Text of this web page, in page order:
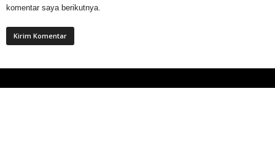
komentar saya berikutnya.